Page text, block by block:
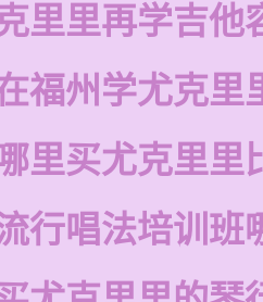
里里再学吉他
福州学尤克里
里买尤克里里
行唱法培训班